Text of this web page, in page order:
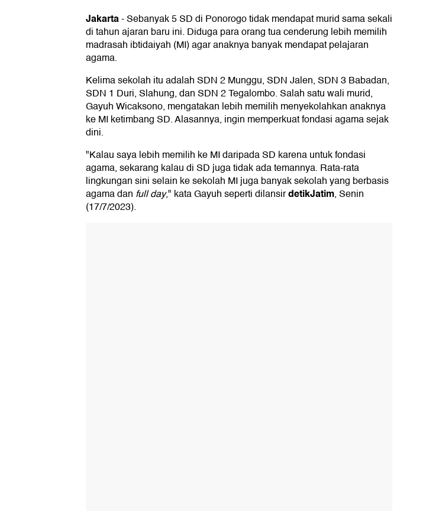
Jakarta-Sebanyak 5 SD di Ponorogo tidak mendapat murid sama sekali
di tahun ajaran baru ini. Diduga para orang tua cenderung lebih memilih
madrasah ibtidaiyah (MI) agar anaknya banyak mendapat pelajaran
agama.
Kelima sekolah itu adalah SDN 2 Munggu, SDN Jalen, SDN 3 Babadan,
SDN 1 Duri, Slahung, dan SDN 2 Tegalombo. Salah satu wali murid,
Gayuh Wicaksono, mengatakan lebih memilih menyekolahkan anaknya
ke MI ketimbang SD. Alasannya, ingin memperkuat fondasi agama sejak
dini.
"Kalau saya lebih memilih ke MI daripada SD karena untuk fondasi
agama, sekarang kalau di SD juga tidak ada temannya. Rata-rata
lingkungan sini selain ke sekolah MI juga banyak sekolah yang berbasis
agama dan full day," kata Gayuh seperti dilansirdetikJatim, Senin
(17/7/2023).